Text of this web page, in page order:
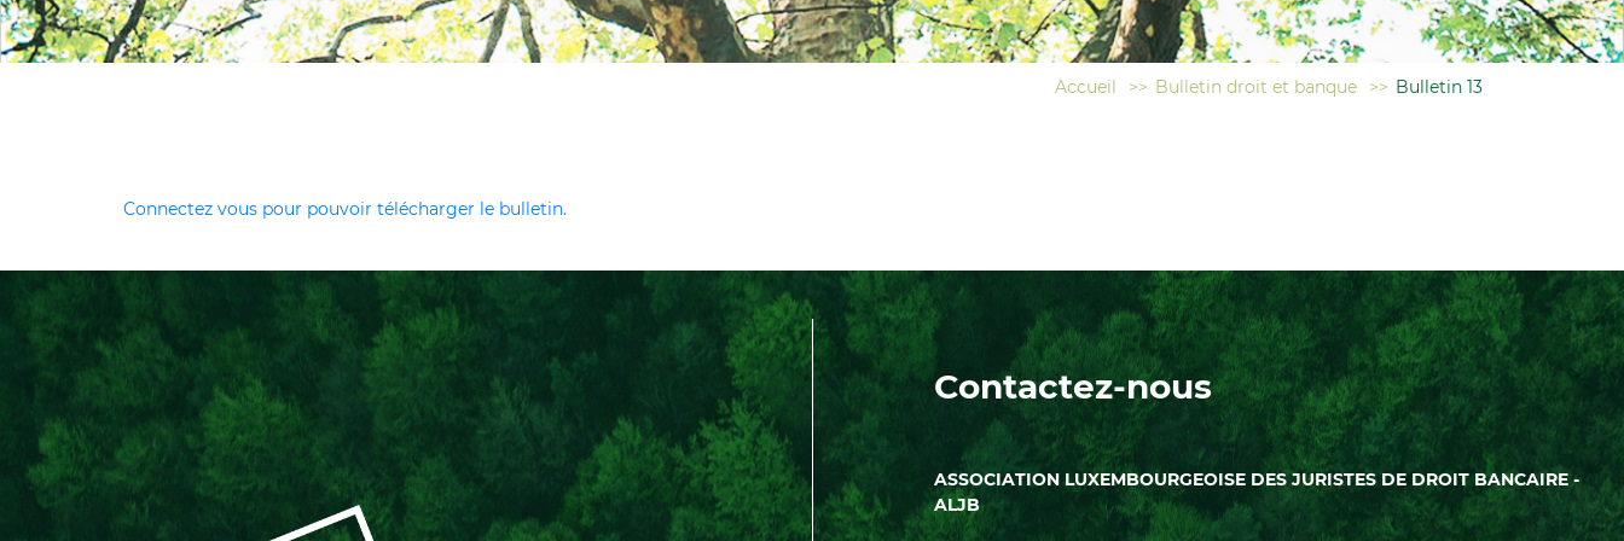
Accueil >> Bulletin droit et banque >> Bulletin 13
Connectez vous pour pouvoir télécharger le bulletin.
Contactez-nous
ASSOCIATION LUXEMBOURGEOISE DES JURISTES DE DROIT BANCAIRE -
ALJB